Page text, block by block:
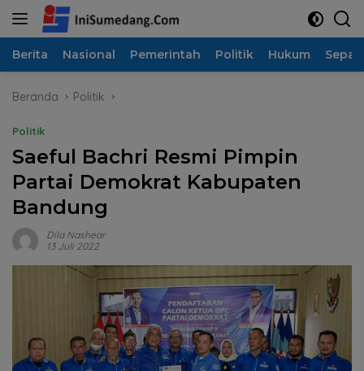
Langsung
Berita Nasional Pemerintah Politik Hukum
Beranda Politik
Politik
Saeful Bachri Resmi Pimpin
Partai Demokrat Kabupaten
Bandung
Dila Nashear
13 Juli 2022